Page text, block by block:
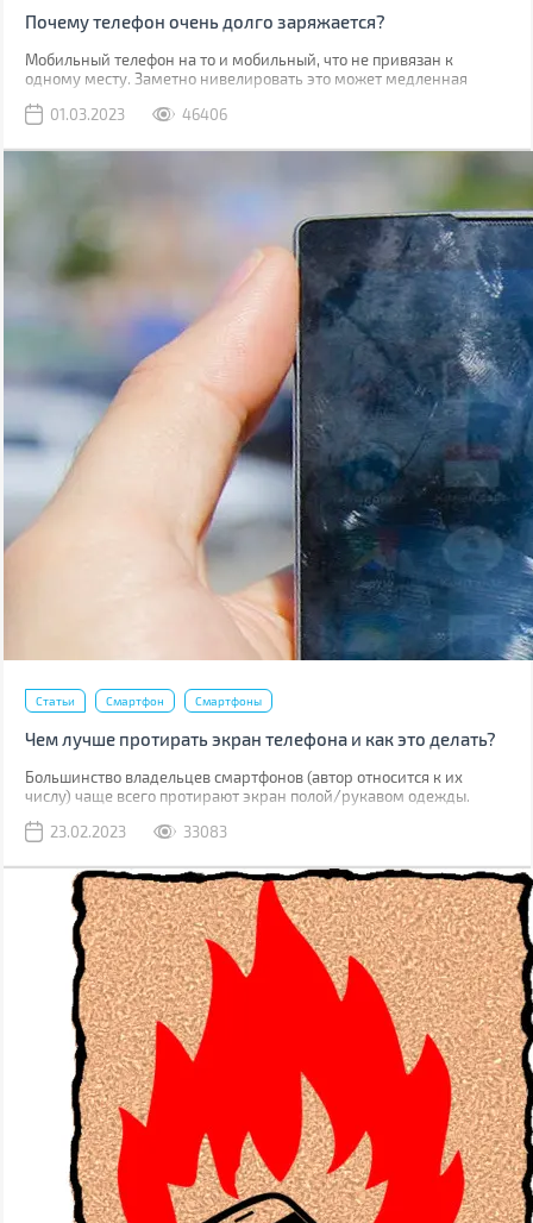
Почему телефон очень долго заряжается?
Мобильный телефон на то и мобильный, что не привязан к
одному месту. Заметно нивелировать это может медленная
розетке.
01.03.2023 46406
Статьи Смартфон Смартфоны
Чем лучше протирать экран телефона и как это делать?
Большинство владельцев смартфонов (автор относится к их
числу) чаще всего протирают экран полой/рукавом одежды.
приведет, но если вы внимательно присмотритесь к дисплею,
появления – неправильная чистка.
23.02.2023 33083